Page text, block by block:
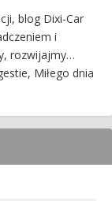
blog Dixi-Car
i
rozwijajmy…
Miłego dnia